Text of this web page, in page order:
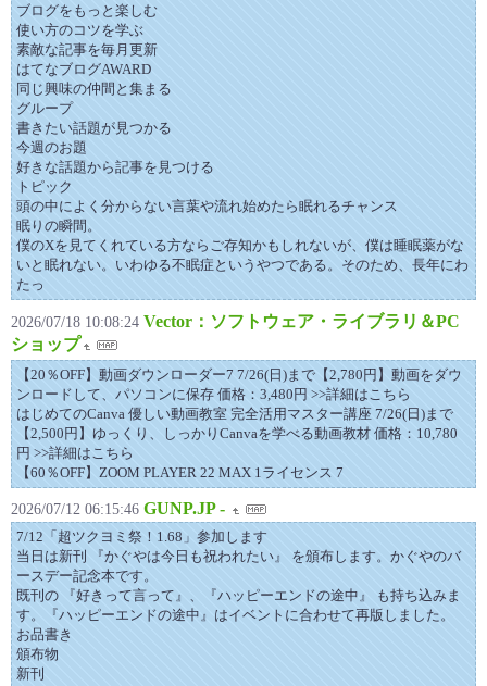
ブログをもっと楽しむ
使い方のコツを学ぶ
素敵な記事を毎月更新
はてなブログAWARD
同じ興味の仲間と集まる
グループ
書きたい話題が見つかる
今週のお題
好きな話題から記事を見つける
トピック
頭の中によく分からない言葉や流れ始めたら眠れるチャンス
眠りの瞬間。
僕のXを見てくれている方ならご存知かもしれないが、僕は睡眠薬がな
いと眠れない。いわゆる不眠症というやつである。そのため、長年にわ
たっ
2026/07/18 10:08:24 Vector：ソフトウェア・ライブラリ＆PC
ショップ
【20％OFF】動画ダウンローダー7 7/26(日)まで【2,780円】動画をダウ
ンロードして、パソコンに保存 価格：3,480円 >>詳細はこちら
はじめてのCanva 優しい動画教室 完全活用マスター講座 7/26(日)まで
【2,500円】ゆっくり、しっかりCanvaを学べる動画教材 価格：10,780
円 >>詳細はこちら
【60％OFF】ZOOM PLAYER 22 MAX 1ライセンス 7
2026/07/12 06:15:46 GUNP.JP -
7/12「超ツクヨミ祭！1.68」参加します
当日は新刊 『かぐやは今日も祝われたい』 を頒布します。かぐやのバ
ースデー記念本です。
既刊の 『好きって言って』、『ハッピーエンドの途中』 も持ち込みま
す。『ハッピーエンドの途中』はイベントに合わせて再版しました。
お品書き
頒布物
新刊